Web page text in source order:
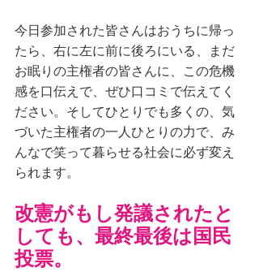
今日参加された皆さんはおうちに帰っ
たら、右に左に前に後ろにいる、まだ
お眠りの主権者の皆さんに、この危機
感を口伝えで、ぜひ口コミで伝えてく
ださい。そしてひとりでも多くの、気
づいた主権者の一人ひとりの力で、み
んなで笑って暮らせる社会に必ず変え
られます。
改憲がもし発議されたと
しても、最終最後は国民
投票。